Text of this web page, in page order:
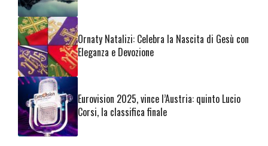
Ornaty Natalizi: Celebra la Nascita di Gesù con
Eleganza e Devozione
Eurovision 2025, vince l’Austria: quinto Lucio
Corsi, la classifica finale